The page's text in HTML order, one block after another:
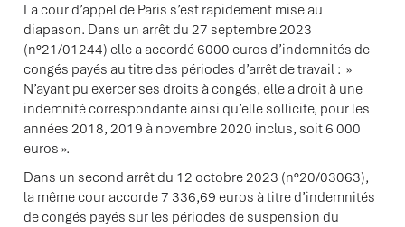
La cour d’appel de Paris s’est rapidement mise au
diapason. Dans un arrêt du 27 septembre 2023
(n°21/01244) elle a accordé 6000 euros d’indemnités de
congés payés au titre des périodes d’arrêt de travail : »
N’ayant pu exercer ses droits à congés, elle a droit à une
indemnité correspondante ainsi qu’elle sollicite, pour les
années 2018, 2019 à novembre 2020 inclus, soit 6 000
euros ».
Dans un second arrêt du 12 octobre 2023 (n°20/03063),
la même cour accorde 7 336,69 euros à titre d’indemnités
de congés payés sur les périodes de suspension du